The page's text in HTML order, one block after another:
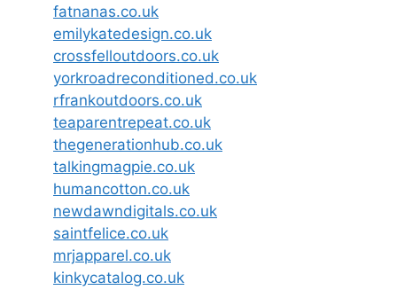
fatnanas.co.uk
emilykatedesign.co.uk
crossfelloutdoors.co.uk
yorkroadreconditioned.co.uk
rfrankoutdoors.co.uk
teaparentrepeat.co.uk
thegenerationhub.co.uk
talkingmagpie.co.uk
humancotton.co.uk
newdawndigitals.co.uk
saintfelice.co.uk
mrjapparel.co.uk
kinkycatalog.co.uk